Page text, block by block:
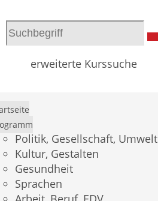
erweiterte Kurssuche
Politik, Gesellschaft, Umwelt
Kultur, Gestalten
Gesundheit
Sprachen